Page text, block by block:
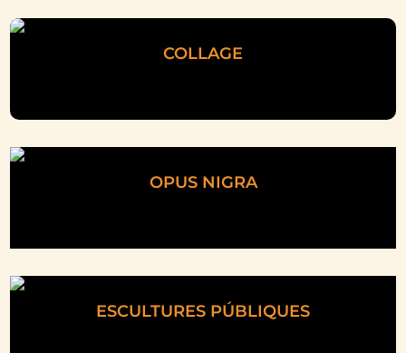
COLLAGE
OPUS NIGRA
ESCULTURES PÚBLIQUES